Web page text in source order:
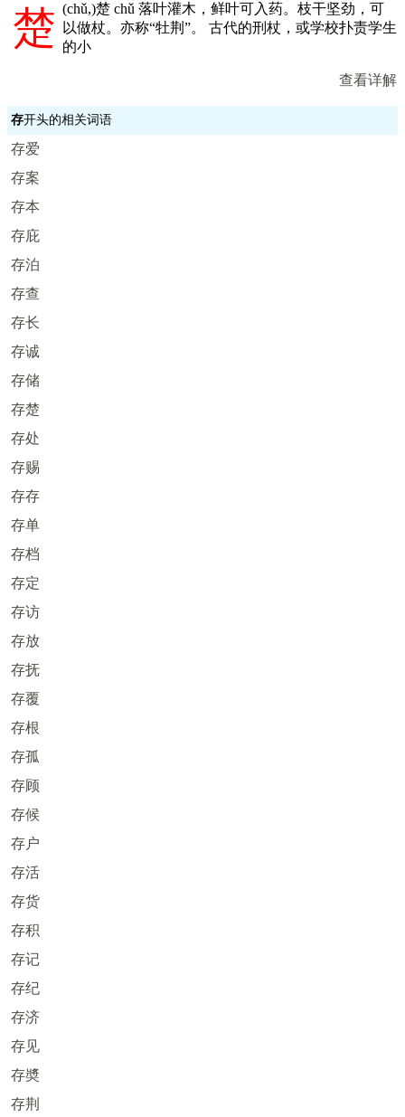
楚 (chǔ,)楚 chǔ 落叶灌木，鲜叶可入药。枝干坚劲，可
以做杖。亦称“牡荆”。 古代的刑杖，或学校扑责学生
的小
查看详解
存开头的相关词语
存爱
存案
存本
存庇
存泊
存查
存长
存诚
存储
存楚
存处
存赐
存存
存单
存档
存定
存访
存放
存抚
存覆
存根
存孤
存顾
存候
存户
存活
存货
存积
存记
存纪
存济
存见
存奬
存荆